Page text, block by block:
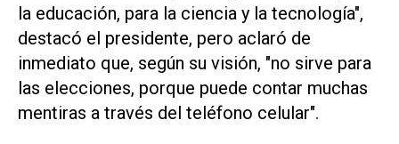
la educación, para la ciencia y la tecnología",
destacó el presidente, pero aclaró de
inmediato que, según su visión, "no sirve para
las elecciones, porque puede contar muchas
mentiras a través del teléfono celular".